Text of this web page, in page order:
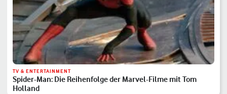
TV & ENTERTAINMENT
Spider-Man: Die Reihenfolge der Marvel-Filme mit Tom
Holland